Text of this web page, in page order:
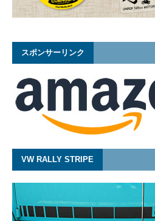
スポンサーリンク
VW RALLY STRIPE